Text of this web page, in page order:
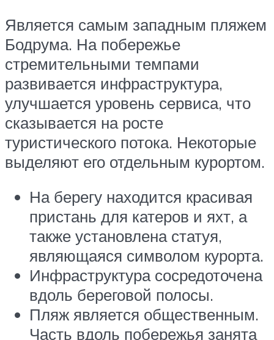
Является самым западным пляжем
Бодрума. На побережье
стремительными темпами
развивается инфраструктура,
улучшается уровень сервиса, что
сказывается на росте
туристического потока. Некоторые
выделяют его отдельным курортом.
На берегу находится красивая
пристань для катеров и яхт, а
также установлена статуя,
являющаяся символом курорта.
Инфраструктура сосредоточена
вдоль береговой полосы.
Пляж является общественным.
Часть вдоль побережья занята